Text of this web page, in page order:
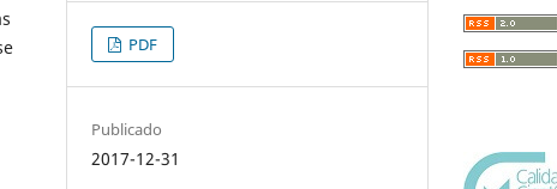
PDF
Publicado
2017-12-31